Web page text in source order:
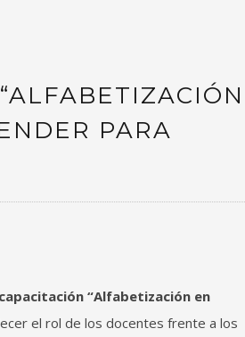
PARA
“Alfabetización en
el rol de los docentes frente a los